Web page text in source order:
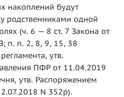
накоплений будут
родственниками одной
(ч. 6 — 8 ст. 7 Закона от
п. п. 2, 8, 9, 15, 38
утв.
ПФР от 11.04.2019
утв. Распоряжением
N 352р).